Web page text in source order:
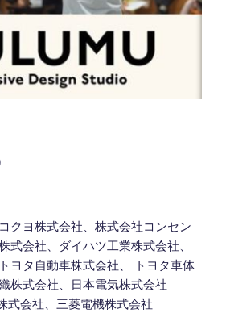
クヨ株式会社、株式会社コンセン
式会社、ダイハツ工業株式会社、
ヨタ自動車株式会社、 トヨタ車体
株式会社、日本電気株式会社
式会社、三菱電機株式会社